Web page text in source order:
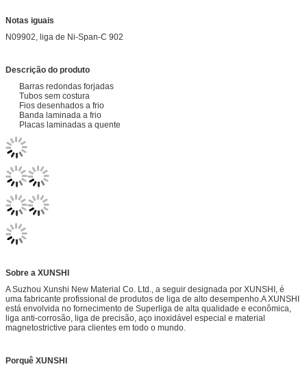
Notas iguais
N09902, liga de Ni-Span-C 902
Descrição do produto
Barras redondas forjadas
Tubos sem costura
Fios desenhados a frio
Banda laminada a frio
Placas laminadas a quente
Sobre a XUNSHI
A Suzhou Xunshi New Material Co. Ltd., a seguir designada por XUNSHI, é
uma fabricante profissional de produtos de liga de alto desempenho.A XUNSHI
está envolvida no fornecimento de Superliga de alta qualidade e econômica,
liga anti-corrosão, liga de precisão, aço inoxidável especial e material
magnetostrictive para clientes em todo o mundo.
Porquê XUNSHI